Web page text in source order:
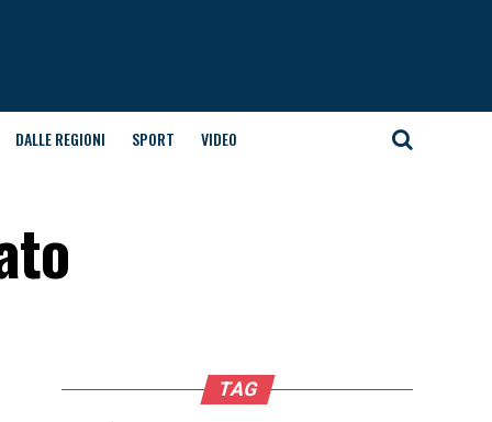
DALLE REGIONI SPORT VIDEO
TAG